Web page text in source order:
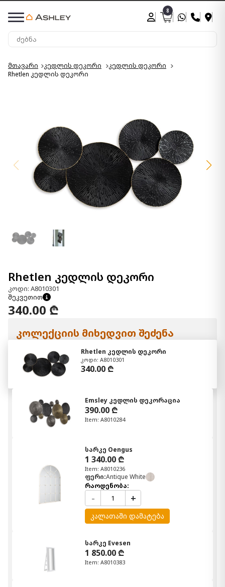
8
მთავარი კედლის დეკორი
კედლის დეკორი
Rhetlen კედლის დეკორი
Rhetlen კედლის დეკორი
კოდი: A8010301
შეკვეთით
340.00 ₾
კოლექციის მიხედვით შეძენა
Rhetlen კედლის დეკორი
კოდი: A8010301
340.00 ₾
Emsley კედლის დეკორაცია
390.00 ₾
Item: A8010284
სარკე Oengus
1 340.00 ₾
Item: A8010236
ფერი:Antique White
რაოდენობა:
- +
კალათაში დამატება
სარკე Evesen
1 850.00 ₾
Item: A8010383